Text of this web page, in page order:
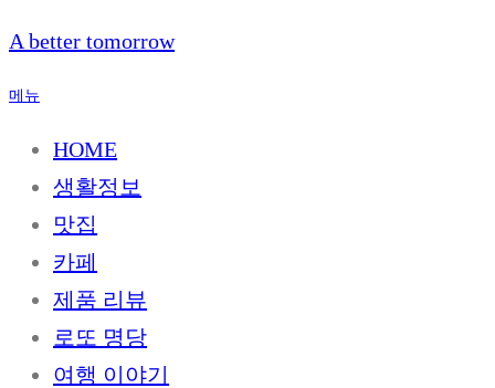
내
으
A better tomorrow
메뉴
HOME
생활정보
맛집
카페
제품 리뷰
로또 명당
여행 이야기